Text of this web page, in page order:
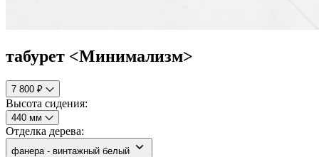
табурет <Минимализм>
7 800 ₽
Высота сидения:
440 мм
Отделка дерева:
фанера - винтажный белый